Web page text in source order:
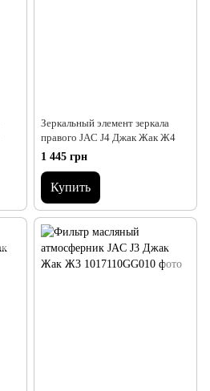
Зеркальный элемент зеркала
правого JAC J4 Джак Жак Ж4
1 445 грн
Купить